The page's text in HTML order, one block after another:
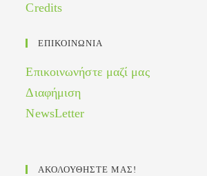
Credits
ΕΠΙΚΟΙΝΩΝΙΑ
Επικοινωνήστε μαζί μας
Διαφήμιση
NewsLetter
ΑΚΟΛΟΥΘΗΣΤΕ ΜΑΣ!